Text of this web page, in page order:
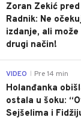
Zoran Zekić
Radnik: Ne
izdanje, ali
drugi način!
VIDEO Pre 14 min
Holanđanka
ostala u šoku:
Sejšelima i